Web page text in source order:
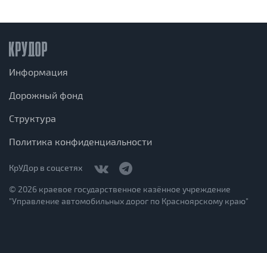
Информация
Дорожный фонд
Структура
Политика конфиденциальности
КрУДор в соцсетях
© 2026 краевое государственное казённое учреждение
"Управление автомобильных дорог по Красноярскому краю"